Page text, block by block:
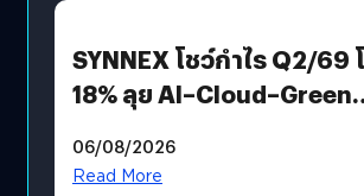
SYNNEX โชว์กำไร Q2/69
18% ลุย AI–Cloud–Green
Revenue เร่งเครื่อง New
06/08/2026
Read More